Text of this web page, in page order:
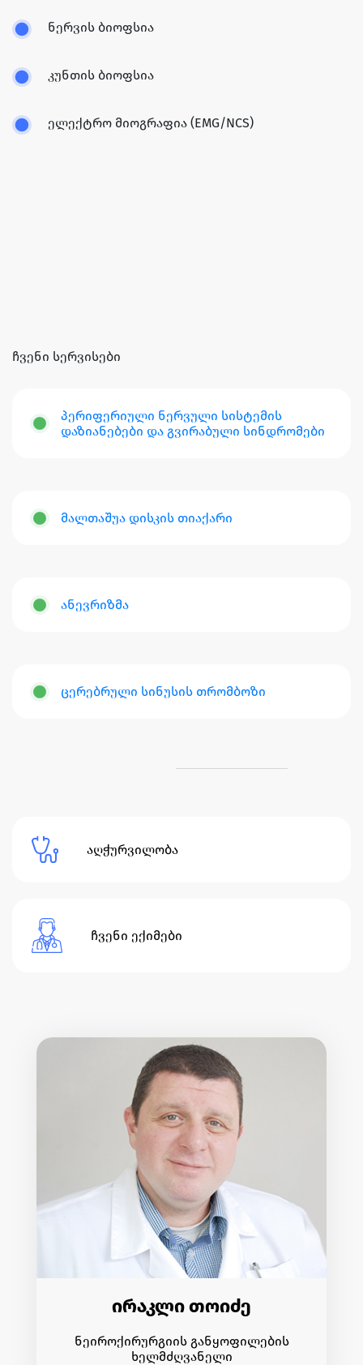
ნერვის ბიოფსია
კუნთის ბიოფსია
ელექტრო მიოგრაფია (EMG/NCS)
ჩვენი სერვისები
პერიფერიული ნერვული სისტემის
დაზიანებები და გვირაბული სინდრომები
მალთაშუა დისკის თიაქარი
ანევრიზმა
ცერებრული სინუსის თრომბოზი
აღჭურვილობა
ჩვენი ექიმები
ირაკლი თოიძე
ნეიროქირურგიის განყოფილების
ხელმძღვანელი